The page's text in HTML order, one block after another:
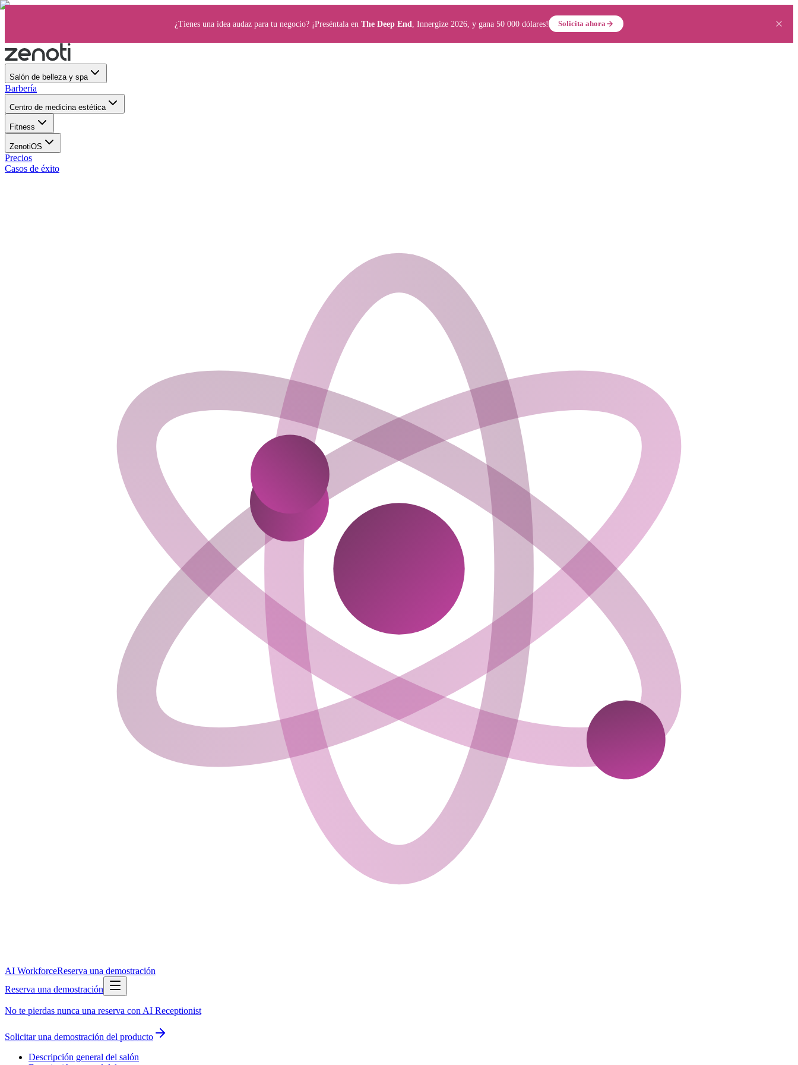
¿Tienes una idea audaz para tu negocio? ¡Preséntala en The Deep End , Innergize 2026, y gana 50 000 dólares! Solicita ahora
Salón de belleza y spa
Barbería
Centro de medicina estética
Fitness
ZenotiOS
Precios
Casos de éxito
AI WorkforceReserva una demostración
Reserva una demostración
No te pierdas nunca una reserva con AI Receptionist
Solicitar una demostración del producto
Descripción general del salón